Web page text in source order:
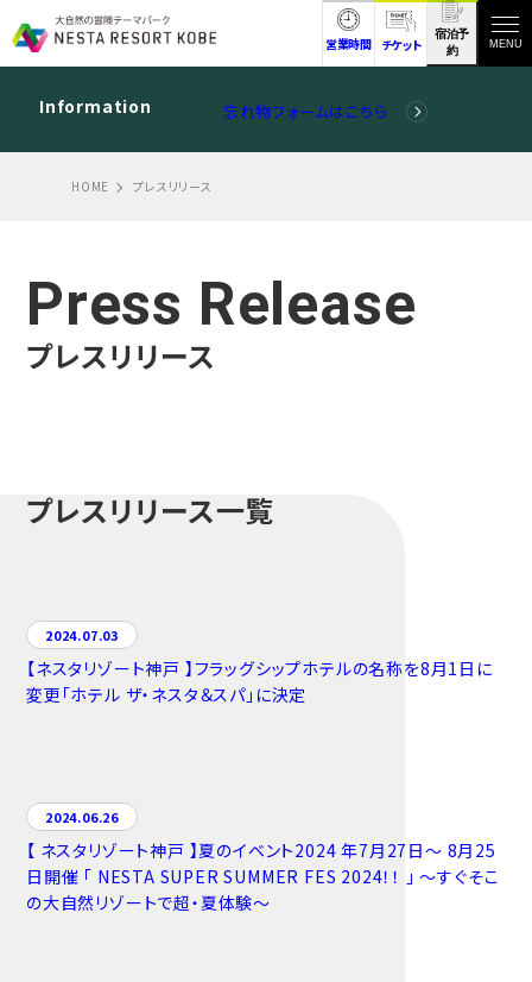
営業時間 チケット
宿泊予
約
MENU
Information 忘れ物フォームはこちら
HOME プレスリリース
Press Release
プレスリリース
プレスリリース一覧
2024.07.03
【ネスタリゾート神戸 】フラッグシップホテルの名称を8月1日に
変更「ホテル ザ・ネスタ＆スパ」に決定
2024.06.26
【 ネスタリゾート神戸 】夏のイベント2024 年7月27日～ 8月25
日開催 「 NESTA SUPER SUMMER FES 2024！！ 」 ～すぐそこ
の大自然リゾートで超・夏体験～